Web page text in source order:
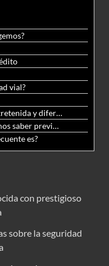
vial?
8. Diego Te lo Explica, una forma entretenida y diferente de aprender matemáticas y ciencias
9. Crédito hipotecario: lo que debemos saber previo a adquirir nuestra vivienda
es?
con prestigioso
sobre la seguridad